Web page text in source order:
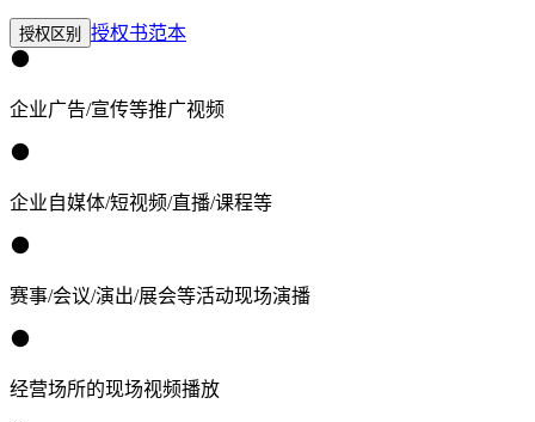
授权区别 授权书范本
企业广告/宣传等推广视频
企业自媒体/短视频/直播/课程等
赛事/会议/演出/展会等活动现场演播
经营场所的现场视频播放